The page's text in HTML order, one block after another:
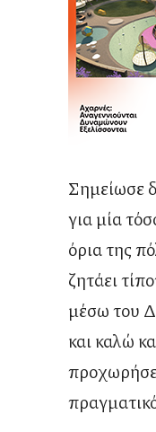
Σημείωσε
για μία
όρια της
ζητάει
μέσω του
και καλώ